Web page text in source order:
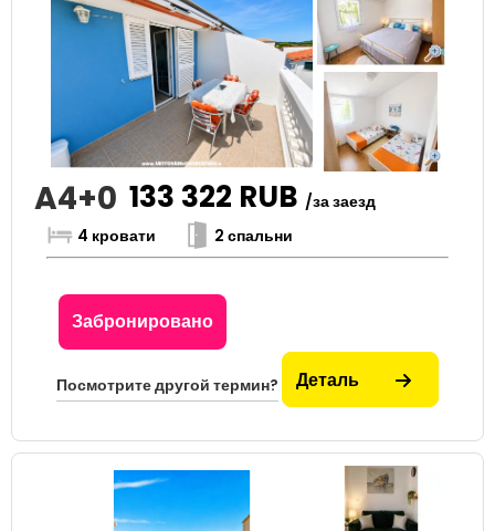
A4+0 133 322 RUB /за заезд
4 кровати
2 спальни
Забронировано
Посмотрите другой термин? Деталь